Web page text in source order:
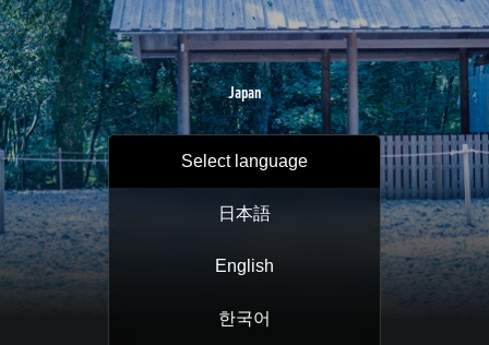
Japan
Select language
日本語
English
한국어